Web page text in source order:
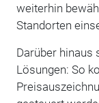
weiterhin
Standorten
Darüber hinaus
Lösungen: So